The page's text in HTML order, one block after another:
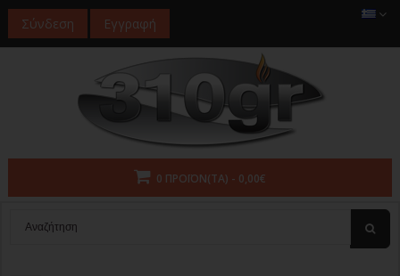
Σύνδεση Εγγραφή
0 ΠΡΟΪΌΝ(ΤΑ) - 0,00€